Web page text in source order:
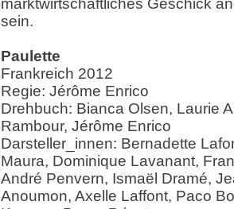
sein.
Paulette
Frankreich 2012
Regie: Jérôme Enrico
Drehbuch: Bianca Olsen, Laurie
Rambour, Jérôme Enrico
Darsteller_innen: Bernadette
Maura, Dominique Lavanant,
André Penvern, Ismaël Dramé,
Anoumon, Axelle Laffont, Paco